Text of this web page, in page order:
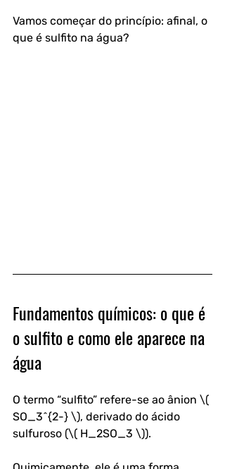
Vamos começar do princípio: afinal, o
que é sulfito na água?
Fundamentos químicos: o que é
o sulfito e como ele aparece na
água
O termo “sulfito” refere-se ao ânion \(
SO_3^{2-} \), derivado do ácido
sulfuroso (\( H_2SO_3 \)).